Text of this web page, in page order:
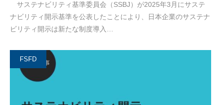
サステナビリティ基準委員会（SSBJ）が2025年3月にサステ
ナビリティ開示基準を公表したことにより、日本企業のサステナ
ビリティ開示は新たな制度導入…
FSFD